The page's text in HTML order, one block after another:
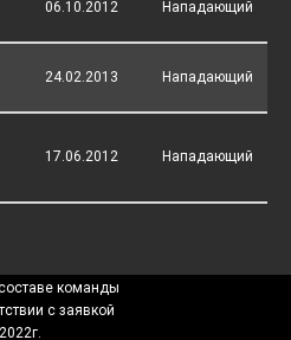
06.10.2012 Нападающий
24.02.2013 Нападающий
17.06.2012 Нападающий
команды
с заявкой